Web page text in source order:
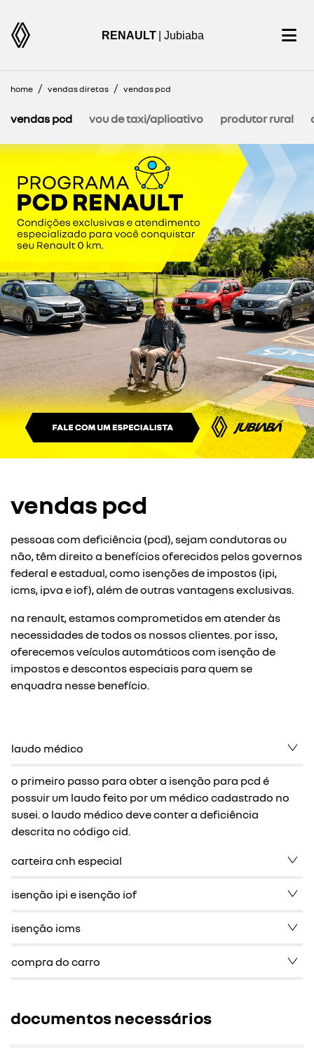
RENAULT | Jubiaba
home vendas diretas vendas pcd
vendas pcd vou de taxi/aplicativo produtor rural
vendas pcd
pessoas com deficiência (pcd), sejam condutoras ou
não, têm direito a benefícios oferecidos pelos governos
federal e estadual, como isenções de impostos (ipi,
icms, ipva e iof), além de outras vantagens exclusivas.
na renault, estamos comprometidos em atender às
necessidades de todos os nossos clientes. por isso,
oferecemos veículos automáticos com isenção de
impostos e descontos especiais para quem se
enquadra nesse benefício.
laudo médico
o primeiro passo para obter a isenção para pcd é
possuir um laudo feito por um médico cadastrado no
susei. o laudo médico deve conter a deficiência
descrita no código cid.
carteira cnh especial
isenção ipi e isenção iof
isenção icms
compra do carro
documentos necessários